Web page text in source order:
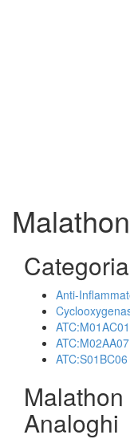
Malathon
Categoria
Anti-
ATC:M01AC01
ATC:M02AA07
ATC:S01BC06
Analoghi